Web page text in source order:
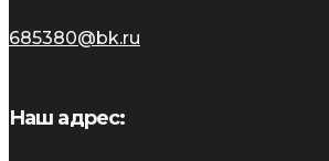
685380@bk.ru
Наш адрес: